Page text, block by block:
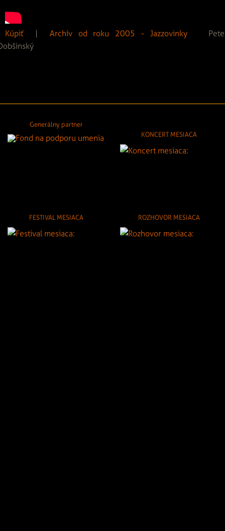
Kúpiť| Archív od roku 2005 - Jazzovinky
Generálny partner
KONCERT MESIACA
FESTIVAL MESIACA ROZHOVOR MESIACA